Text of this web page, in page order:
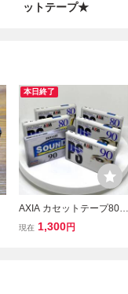
ットテープ★
本日終了
AXIA カセットテープ80m
in x 3 / 90min x 2 maxel
現在 1,300円